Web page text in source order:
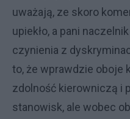
uważają, ze skoro
upiekło, a pani
czynienia z
to, że wprawdzie oboje
zdolność kierowniczą i
stanowisk, ale wobec